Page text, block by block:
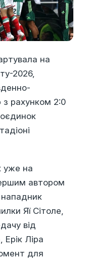
на
2026,
рахунком 2:0
уже на
автором
нападник
Яї Сітоле,
від
Ліра
для